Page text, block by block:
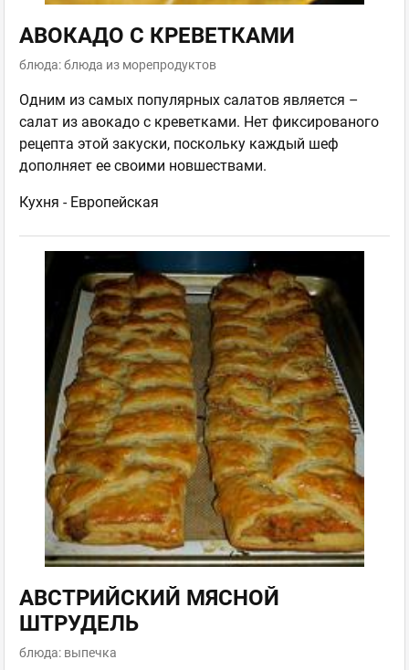
АВОКАДО С КРЕВЕТКАМИ
блюда: блюда из морепродуктов
Одним из самых популярных салатов является –
салат из авокадо с креветками. Нет фиксированого
рецепта этой закуски, поскольку каждый шеф
дополняет ее своими новшествами.
Кухня - Европейская
АВСТРИЙСКИЙ МЯСНОЙ
ШТРУДЕЛЬ
блюда: выпечка